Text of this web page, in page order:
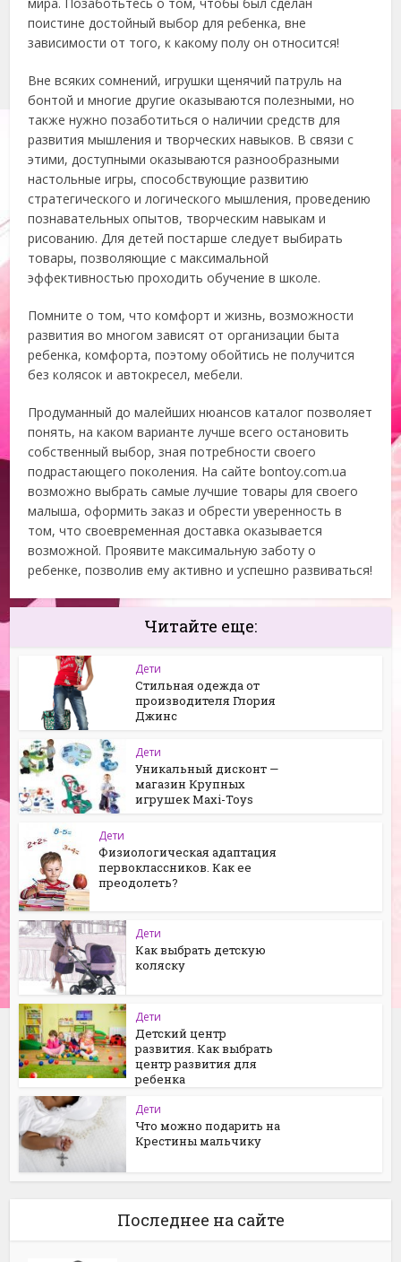
поистине достойный выбор для ребенка, вне
зависимости от того, к какому полу он относится!
Вне всяких сомнений, игрушки щенячий патруль на
бонтой и многие другие оказываются полезными, но
также нужно позаботиться о наличии средств для
развития мышления и творческих навыков. В связи с
этими, доступными оказываются разнообразными
настольные игры, способствующие развитию
стратегического и логического мышления, проведению
познавательных опытов, творческим навыкам и
рисованию. Для детей постарше следует выбирать
товары, позволяющие с максимальной
эффективностью проходить обучение в школе.
Помните о том, что комфорт и жизнь, возможности
развития во многом зависят от организации быта
ребенка, комфорта, поэтому обойтись не получится
без колясок и автокресел, мебели.
Продуманный до малейших нюансов каталог позволяет
понять, на каком варианте лучше всего остановить
собственный выбор, зная потребности своего
подрастающего поколения. На сайте bontoy.com.ua
возможно выбрать самые лучшие товары для своего
малыша, оформить заказ и обрести уверенность в
том, что своевременная доставка оказывается
возможной. Проявите максимальную заботу о
ребенке, позволив ему активно и успешно развиваться!
Читайте еще:
Дети
Стильная одежда от
производителя Глория
Джинс
Дети
Уникальный дисконт —
магазин Крупных
игрушек Maxi-Toys
Дети
Физиологическая адаптация
первоклассников. Как ее
преодолеть?
Дети
Как выбрать детскую
коляску
Дети
Детский центр
развития. Как выбрать
центр развития для
ребенка
Дети
Что можно подарить на
Крестины мальчику
Последнее на сайте